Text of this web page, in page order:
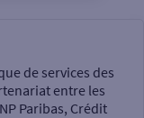
de services des
entre les
Paribas, Crédit